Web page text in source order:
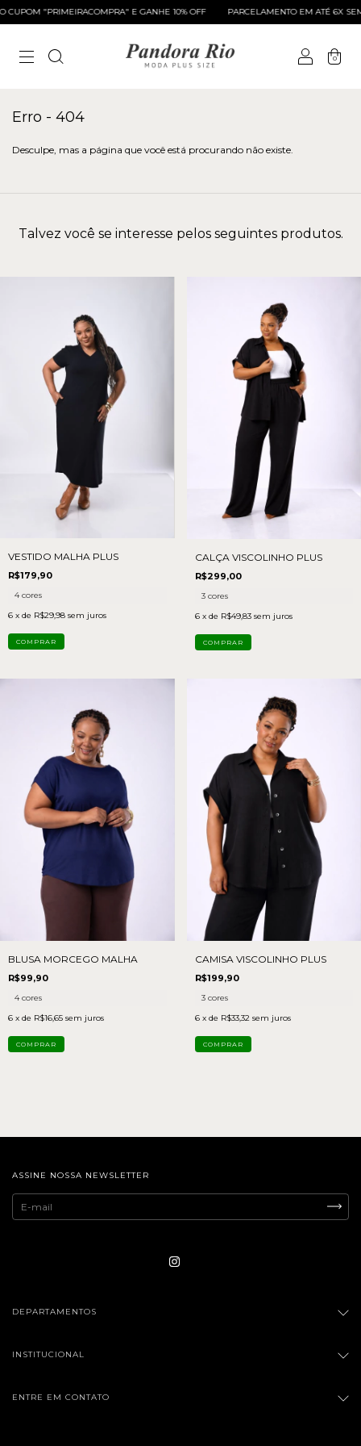
"PRIMEIRACOMPRA" E GANHE 10% OFF PARCELAMENTO EM ATÉ 6X SEM
0
Erro - 404
Desculpe, mas a página que você está procurando não existe.
Talvez você se interesse pelos seguintes produtos.
VESTIDO MALHA PLUS
R$179,90
4 cores
6 x de R$29,98 sem juros
COMPRAR
CALÇA VISCOLINHO PLUS
R$299,00
3 cores
6 x de R$49,83 sem juros
COMPRAR
BLUSA MORCEGO MALHA
R$99,90
4 cores
6 x de R$16,65 sem juros
COMPRAR
CAMISA VISCOLINHO PLUS
R$199,90
3 cores
6 x de R$33,32 sem juros
COMPRAR
ASSINE NOSSA NEWSLETTER
DEPARTAMENTOS
INSTITUCIONAL
ENTRE EM CONTATO